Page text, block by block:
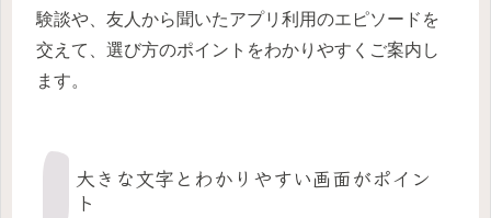
験談や、友人から聞いたアプリ利用のエピソードを
交えて、選び方のポイントをわかりやすくご案内し
ます。
大きな文字とわかりやすい画面がポイン
ト